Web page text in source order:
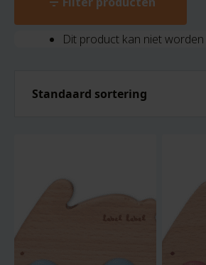
Dit product kan niet